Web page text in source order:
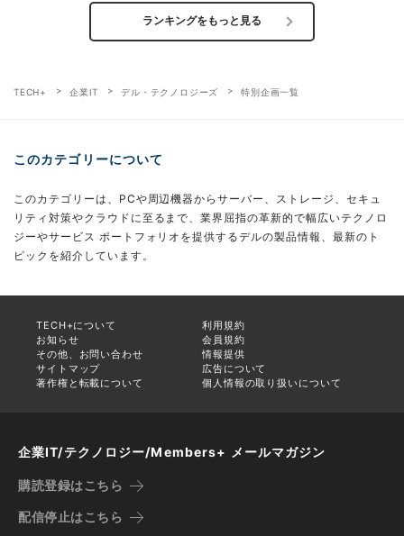
ランキングをもっと見る
TECH+ 企業IT デル・テクノロジーズ 特別企画一覧
このカテゴリーについて
このカテゴリーは、PCや周辺機器からサーバー、ストレージ、セキュ
リティ対策やクラウドに至るまで、業界屈指の革新的で幅広いテクノロ
ジーやサービス ポートフォリオを提供するデルの製品情報、最新のト
ピックを紹介しています。
TECH+について
利用規約
お知らせ
会員規約
その他、お問い合わせ
情報提供
サイトマップ
広告について
著作権と転載について
個人情報の取り扱いについて
企業IT/テクノロジー/Members+ メールマガジン
購読登録はこちら
配信停止はこちら